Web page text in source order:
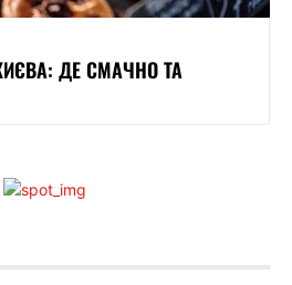
ДЕ СМАЧНО ТА